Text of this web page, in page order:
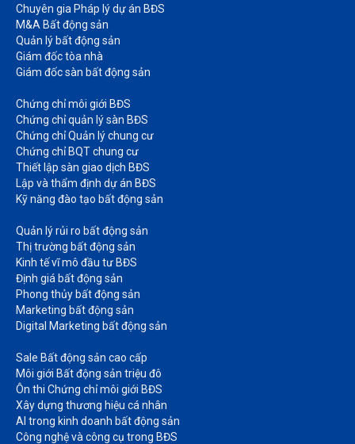
Chuyên gia Pháp lý dự án BĐS
M&A Bất động sản​
Quản lý bất động sản
Giám đốc tòa nhà​
Giám đốc sàn bất động sản
Chứng chỉ môi giới BĐS​
Chứng chỉ quản lý sàn BĐS
Chứng chỉ Quản lý chung cư​
Chứng chỉ BQT chung cư​
Thiết lập sàn giao dịch BĐS​
Lập và thẩm định dự án BĐS​
Kỹ năng đào tạo bất động sản​
Quản lý rủi ro bất động sản​
Thị trường bất động sản​
Kinh tế vĩ mô đầu tư BĐS​
Định giá bất động sản​
Phong thủy bất động sản​
Marketing bất động sản​
Digital Marketing bất động sản​
Sale Bất động sản cao cấp​
Môi giới Bất động sản triệu đô​
Ôn thi Chứng chỉ môi giới BĐS​
Xây dựng thương hiệu cá nhân​
AI trong kinh doanh bất động sản​
Công nghệ và công cụ trong BĐS​